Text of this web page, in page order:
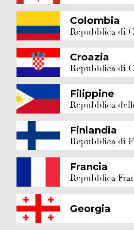
Colombia
Repubblica di
Croazia
Repubblica di
Filippine
Repubblica
Finlandia
Repubblica di
Francia
Repubblica
Georgia